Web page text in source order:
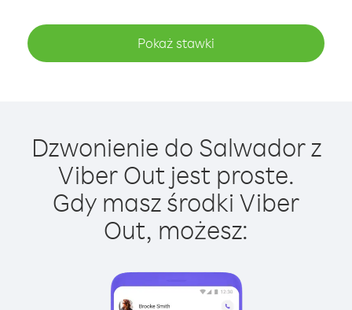
Pokaż stawki
Dzwonienie do Salwador z
Viber Out jest proste.
Gdy masz środki Viber
Out, możesz: